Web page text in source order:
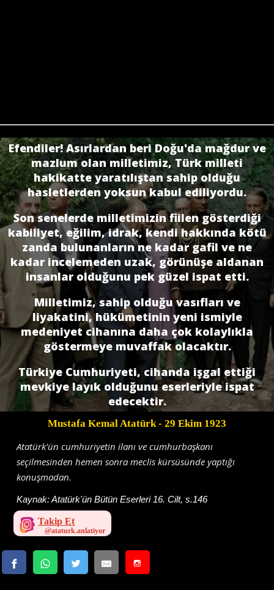
Efendiler! Asırlardan beri Doğu'da mağdur ve
mazlum olan milletimiz, Türk milleti
hakikatte yaratılıştan sahip olduğu
hasletlerden yoksun kabul ediliyordu.
Son senelerde milletimizin fiilen gösterdiği
kabiliyet, eğilim, idrak, kendi hakkında kötü
zanda bulunanların ne kadar gafil ve ne
kadar incelemeden uzak, görünüşe aldanan
insanlar olduğunu pek güzel ispat etti.
Milletimiz, sahip olduğu vasıfları ve
liyakatini, hükümetinin yeni ismiyle
medeniyet cihanına daha çok kolaylıkla
göstermeye muvaffak olacaktır.
Türkiye Cumhuriyeti, cihanda işgal ettiği
mevkiye layık olduğunu eserleriyle ispat
edecektir.
Mustafa Kemal Atatürk- 29 Ekim 1923
Atatürk'ün cumhuriyetin ilanı ve cumhurbaşkanı
seçilmesinden hemen sonra meclis kürsüsünde yaptığı
konuşmadan.
Kaynak:Atatürk'ün Bütün Eserleri 16. Cilt, s.146
Takip Et